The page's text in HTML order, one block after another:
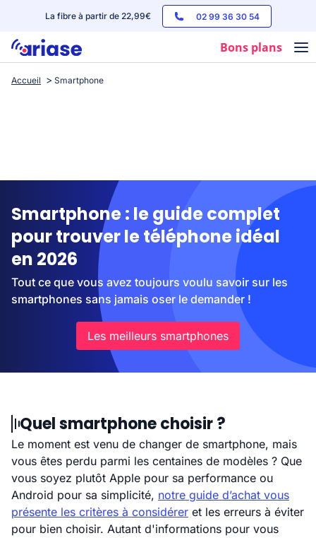
La fibre à partir de 22,99€ 02 99 36 30 54
Bons plans
Box internet
Streaming
Accueil Smartphone
Smartphone : le guide complet
pour trouver le téléphone idéal
en 2026
Tout ce que vous avez toujours voulu savoir sur les
smartphones sans jamais oser le demander !
Les meilleurs smartphones
Quel smartphone choisir ?
Le moment est venu de changer de smartphone, mais
vous êtes perdu parmi les centaines de modèles ? Que
vous soyez plutôt Apple pour sa performance ou
Android pour sa simplicité, notre guide d’achat vous
présente les critères à considérer et les erreurs à éviter
pour bien choisir. Autant d'informations pour vous